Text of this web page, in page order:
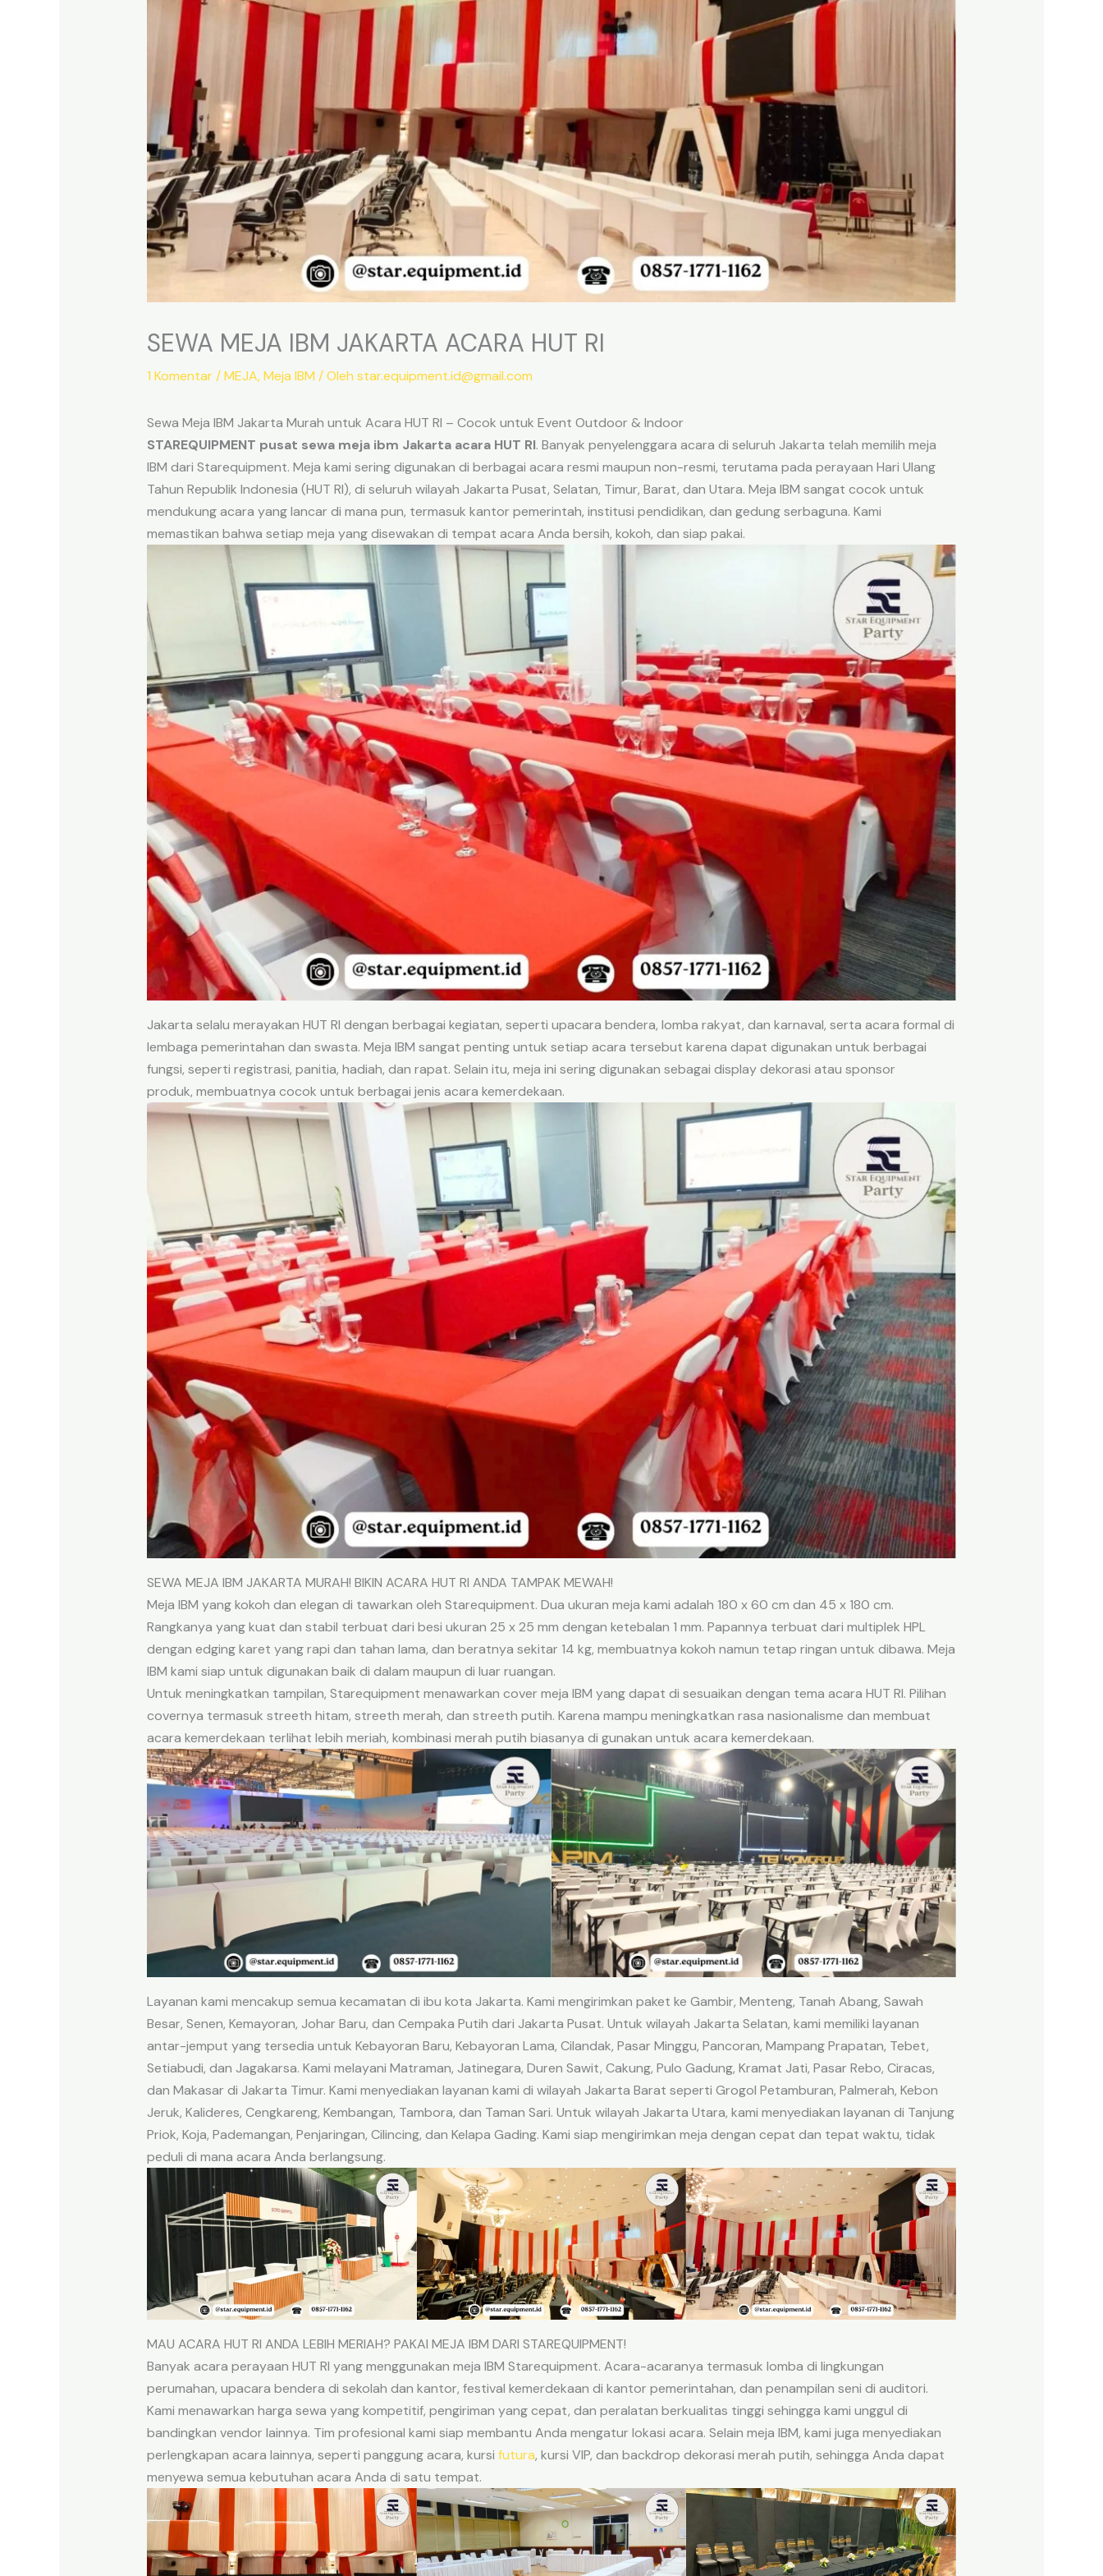
SEWA MEJA IBM JAKARTA ACARA HUT RI
1 Komentar /MEJA,Meja IBM / Oleh star.equipment.id@gmail.com
Sewa Meja IBM Jakarta Murah untuk Acara HUT RI – Cocok untuk Event Outdoor & Indoor
STAREQUIPMENT pusat sewa meja ibm Jakarta acara HUT RI. Banyak penyelenggara acara di seluruh Jakarta telah memilih meja
IBM dari Starequipment. Meja kami sering digunakan di berbagai acara resmi maupun non-resmi, terutama pada perayaan Hari Ulang
Tahun Republik Indonesia (HUT RI), di seluruh wilayah Jakarta Pusat, Selatan, Timur, Barat, dan Utara. Meja IBM sangat cocok untuk
mendukung acara yang lancar di mana pun, termasuk kantor pemerintah, institusi pendidikan, dan gedung serbaguna. Kami
memastikan bahwa setiap meja yang disewakan di tempat acara Anda bersih, kokoh, dan siap pakai.
Jakarta selalu merayakan HUT RI dengan berbagai kegiatan, seperti upacara bendera, lomba rakyat, dan karnaval, serta acara formal di
lembaga pemerintahan dan swasta. Meja IBM sangat penting untuk setiap acara tersebut karena dapat digunakan untuk berbagai
fungsi, seperti registrasi, panitia, hadiah, dan rapat. Selain itu, meja ini sering digunakan sebagai display dekorasi atau sponsor
produk, membuatnya cocok untuk berbagai jenis acara kemerdekaan.
SEWA MEJA IBM JAKARTA MURAH! BIKIN ACARA HUT RI ANDA TAMPAK MEWAH!
Meja IBM yang kokoh dan elegan di tawarkan oleh Starequipment. Dua ukuran meja kami adalah 180 x 60 cm dan 45 x 180 cm.
Rangkanya yang kuat dan stabil terbuat dari besi ukuran 25 x 25 mm dengan ketebalan 1 mm. Papannya terbuat dari multiplek HPL
dengan edging karet yang rapi dan tahan lama, dan beratnya sekitar 14 kg, membuatnya kokoh namun tetap ringan untuk dibawa. Meja
IBM kami siap untuk digunakan baik di dalam maupun di luar ruangan.
Untuk meningkatkan tampilan, Starequipment menawarkan cover meja IBM yang dapat di sesuaikan dengan tema acara HUT RI. Pilihan
covernya termasuk streeth hitam, streeth merah, dan streeth putih. Karena mampu meningkatkan rasa nasionalisme dan membuat
acara kemerdekaan terlihat lebih meriah, kombinasi merah putih biasanya di gunakan untuk acara kemerdekaan.
Layanan kami mencakup semua kecamatan di ibu kota Jakarta. Kami mengirimkan paket ke Gambir, Menteng, Tanah Abang, Sawah
Besar, Senen, Kemayoran, Johar Baru, dan Cempaka Putih dari Jakarta Pusat. Untuk wilayah Jakarta Selatan, kami memiliki layanan
antar-jemput yang tersedia untuk Kebayoran Baru, Kebayoran Lama, Cilandak, Pasar Minggu, Pancoran, Mampang Prapatan, Tebet,
Setiabudi, dan Jagakarsa. Kami melayani Matraman, Jatinegara, Duren Sawit, Cakung, Pulo Gadung, Kramat Jati, Pasar Rebo, Ciracas,
dan Makasar di Jakarta Timur. Kami menyediakan layanan kami di wilayah Jakarta Barat seperti Grogol Petamburan, Palmerah, Kebon
Jeruk, Kalideres, Cengkareng, Kembangan, Tambora, dan Taman Sari. Untuk wilayah Jakarta Utara, kami menyediakan layanan di Tanjung
Priok, Koja, Pademangan, Penjaringan, Cilincing, dan Kelapa Gading. Kami siap mengirimkan meja dengan cepat dan tepat waktu, tidak
peduli di mana acara Anda berlangsung.
MAU ACARA HUT RI ANDA LEBIH MERIAH? PAKAI MEJA IBM DARI STAREQUIPMENT!
Banyak acara perayaan HUT RI yang menggunakan meja IBM Starequipment. Acara-acaranya termasuk lomba di lingkungan
perumahan, upacara bendera di sekolah dan kantor, festival kemerdekaan di kantor pemerintahan, dan penampilan seni di auditori.
Kami menawarkan harga sewa yang kompetitif, pengiriman yang cepat, dan peralatan berkualitas tinggi sehingga kami unggul di
bandingkan vendor lainnya. Tim profesional kami siap membantu Anda mengatur lokasi acara. Selain meja IBM, kami juga menyediakan
perlengkapan acara lainnya, seperti panggung acara, kursi futura, kursi VIP, dan backdrop dekorasi merah putih, sehingga Anda dapat
menyewa semua kebutuhan acara Anda di satu tempat.